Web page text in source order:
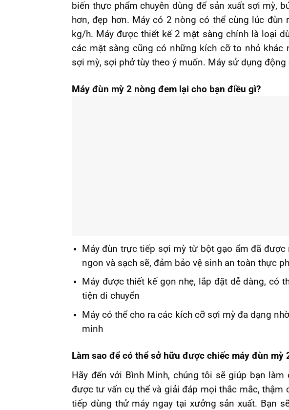
biến thực phẩm chuyên dùng để sản xuất sợi mỳ,
hơn, đẹp hơn. Máy có 2 nòng có thể cùng lúc
kg/h. Máy được thiết kế 2 mặt sàng chính là loại
các mặt sàng cũng có những kích cỡ to nhỏ khác
sợi mỳ, sợi phở tùy theo ý muốn. Máy sử dụng
Máy đùn mỳ 2 nòng đem lại cho bạn điều gì?
Máy đùn trực tiếp sợi mỳ từ bột gạo ẩm đã
ngon và sạch sẽ, đảm bảo vệ sinh an toàn thực
Máy được thiết kế gọn nhẹ, lắp đặt dễ dàng, có
tiện di chuyển
Máy có thể cho ra các kích cỡ sợi mỳ đa dạng
minh
Làm sao để có thể sở hữu được chiếc máy đùn mỳ
Hãy đến với Bình Minh, chúng tôi sẽ giúp bạn
được tư vấn cụ thể và giải đáp mọi thắc mắc,
tiếp dùng thử máy ngay tại xưởng sản xuất. Bạn